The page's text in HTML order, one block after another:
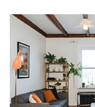
Como
Mobiliar
um
Apartamento
Pequeno:
Dicas